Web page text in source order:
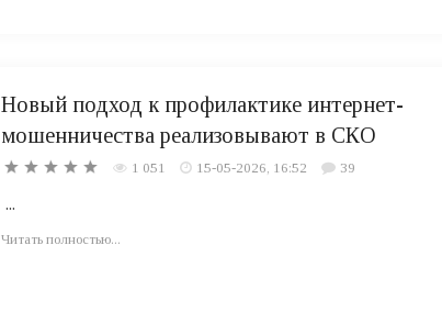
Новый подход к профилактике интернет-
мошенничества реализовывают в СКО
1 051 15-05-2026, 16:52 39
...
Читать полностью...